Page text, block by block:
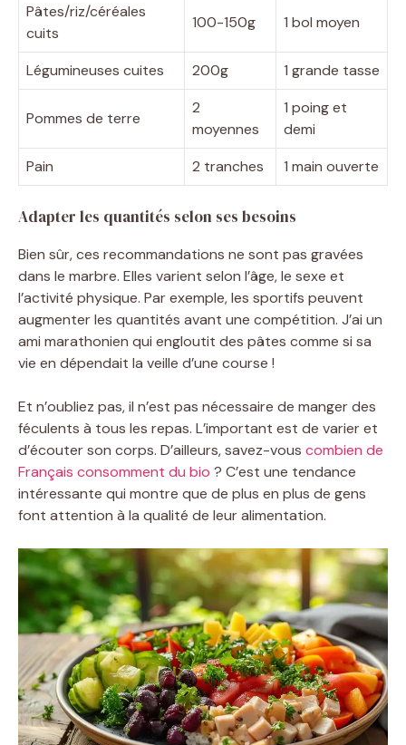
Pâtes/riz/céréales
cuits
100-150g 1 bol moyen
Légumineuses cuites 200g 1 grande tasse
Pommes de terre
2
moyennes
1 poing et
demi
Pain
2 tranches 1 main ouverte
Adapter les quantités selon ses besoins
Bien sûr, ces recommandations ne sont pas gravées
dans le marbre. Elles varient selon l’âge, le sexe et
l’activité physique. Par exemple, les sportifs peuvent
augmenter les quantités avant une compétition. J’ai un
ami marathonien qui engloutit des pâtes comme si sa
vie en dépendait la veille d’une course !
Et n’oubliez pas, il n’est pas nécessaire de manger des
féculents à tous les repas. L’important est de varier et
d’écouter son corps. D’ailleurs, savez-vous combien de
Français consomment du bio ? C’est une tendance
intéressante qui montre que de plus en plus de gens
font attention à la qualité de leur alimentation.